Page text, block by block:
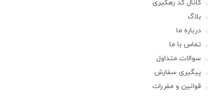
کانال کد رهگیری
بلاگ
درباره ما
تماس با ما
سوالات متداول
پیگیری سفارش
قوانین و مقررات